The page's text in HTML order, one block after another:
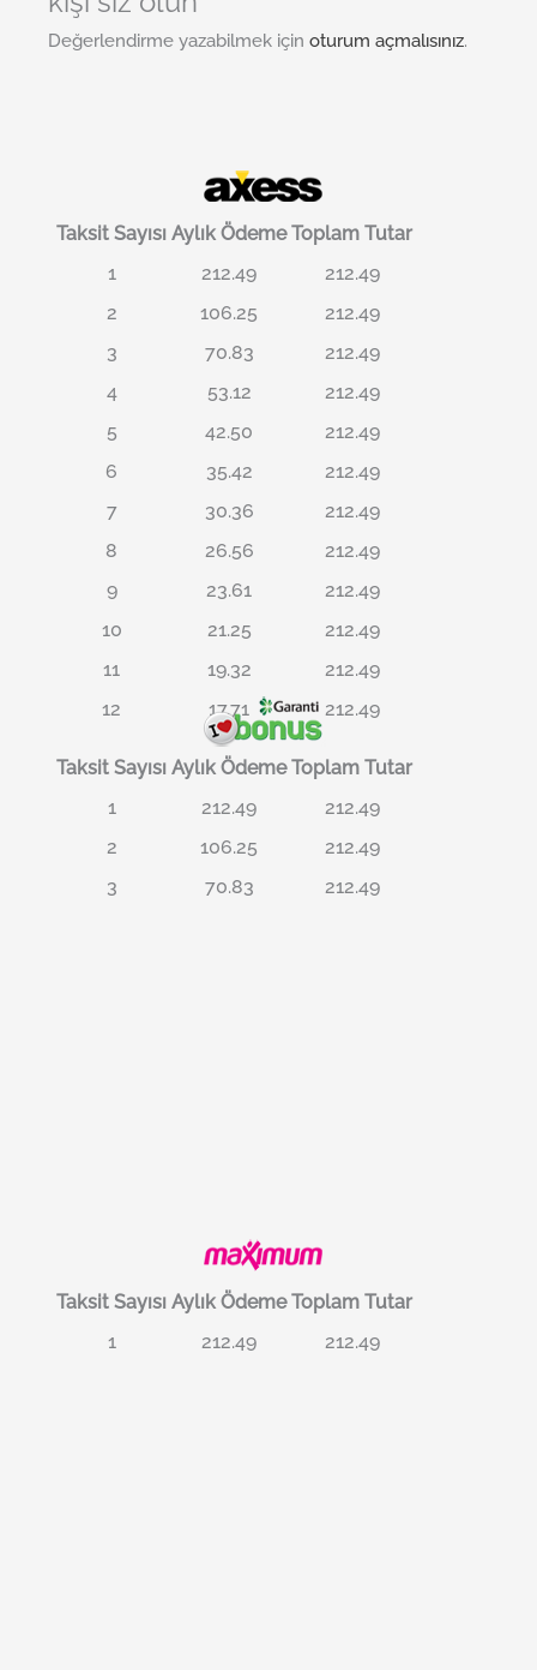
Değerlendirme yazabilmek için oturum açmalısınız.
Taksit Sayısı Aylık Ödeme Toplam Tutar
1
212.49
212.49
2
106.25
212.49
3
70.83
212.49
4
53.12
212.49
5
42.50
212.49
6
35.42
212.49
7
30.36
212.49
8
26.56
212.49
9
23.61
212.49
10
21.25
212.49
11
19.32
212.49
12
17.71 212.49
Taksit Sayısı Aylık Ödeme Toplam Tutar
1
212.49
212.49
2
106.25
212.49
3
70.83 212.49
Taksit Sayısı Aylık Ödeme Toplam Tutar
1
212.49 212.49